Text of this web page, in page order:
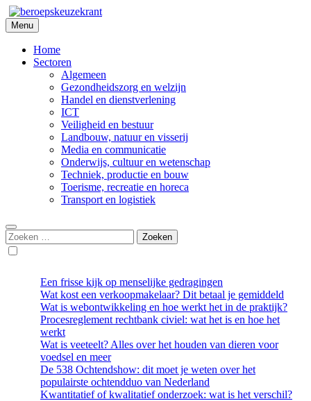
Skip
to
content
Beroepskeuzekrant
Menu
Home
Sectoren
Algemeen
Gezondheidszorg en welzijn
Handel en dienstverlening
ICT
Veiligheid en bestuur
Landbouw, natuur en visserij
Media en communicatie
Onderwijs, cultuur en wetenschap
Techniek, productie en bouw
Toerisme, recreatie en horeca
Transport en logistiek
Zoeken
naar:
Een frisse kijk op menselijke gedragingen
Wat kost een verkoopmakelaar? Dit betaal je gemiddeld
Wat is webontwikkeling en hoe werkt het in de praktijk?
Procesreglement rechtbank civiel: wat het is en hoe het
werkt
Wat is veeteelt? Alles over het houden van dieren voor
voedsel en meer
De 538 Ochtendshow: dit moet je weten over het
populairste ochtendduo van Nederland
Kwantitatief of kwalitatief onderzoek: wat is het verschil?